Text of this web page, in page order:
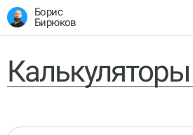
Борис
Бирюков
Калькуляторы